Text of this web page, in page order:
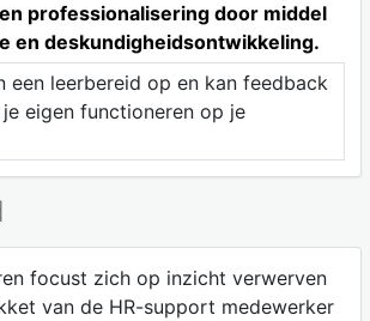
professionalisering door middel
en deskundigheidsontwikkeling.
een leerbereid op en kan feedback
eigen functioneren op je
focust zich op inzicht verwerven
van de HR-support medewerker